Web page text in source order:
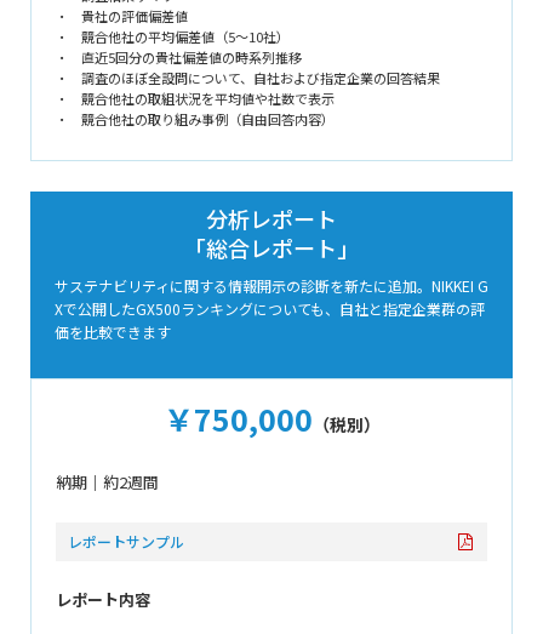
貴社の評価偏差値
競合他社の平均偏差値（5～10社）
直近5回分の貴社偏差値の時系列推移
調査のほぼ全設問について、自社および指定企業の回答結果
競合他社の取組状況を平均値や社数で表示
競合他社の取り組み事例（自由回答内容）
分析レポート
「総合レポート」
サステナビリティに関する情報開示の診断を新たに追加。 NIKKEI G
Xで公開したGX500ランキングについても、 自社と指定企業群の評
価を比較できます
￥750,000 （税別）
納期｜約2週間
レポートサンプル
レポート内容